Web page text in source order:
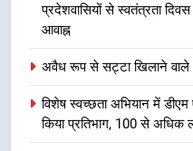
8
के
प्रदेशवासियों से स्वतंत्रता
आवाह्न
अवैध रूप से सट्टा खिलाने वाले
विशेष स्वच्छता अभियान में
किया प्रतिभाग, 100 से अधिक